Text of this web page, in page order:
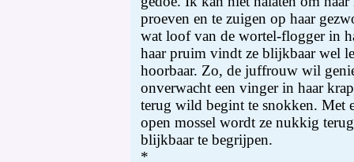
proeven en te zuigen op haar
wat loof van de wortel-flogger in
haar pruim vindt ze blijkbaar wel
hoorbaar. Zo, de juffrouw wil
onverwacht een vinger in haar
terug wild begint te snokken. Met
open mossel wordt ze nukkig
blijkbaar te begrijpen.
*